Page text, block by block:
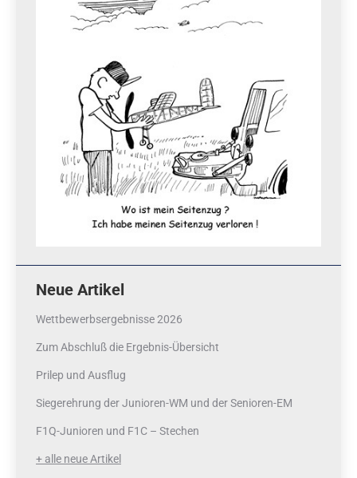
Neue Artikel
Wettbewerbsergebnisse 2026
Zum Abschluß die Ergebnis-Übersicht
Prilep und Ausflug
Siegerehrung der Junioren-WM und der Senioren-EM
F1Q-Junioren und F1C – Stechen
+ alle neue Artikel